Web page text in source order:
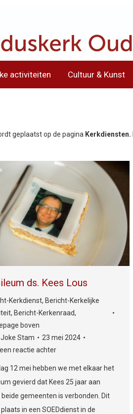
activiteiten Cultuur & Kunst
geplaatst op de pagina Kerkdiensten.
ds. Kees Lous
Kerkdienst, Bericht-Kerkelijke
, Bericht-Kerkenraad,
boven
Joke Stam
23 mei 2024
een reactie achter
12 mei hebben we met elkaar het
gevierd dat Kees 25 jaar aan
gemeenten is verbonden. Dit
in een SOEDdienst in de